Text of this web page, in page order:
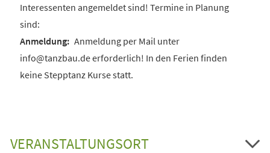
Interessenten angemeldet sind! Termine in Planung
sind:
Anmeldung per Mail unter
info@tanzbau.de erforderlich! In den Ferien finden
keine Stepptanz Kurse statt.
VERANSTALTUNGSORT